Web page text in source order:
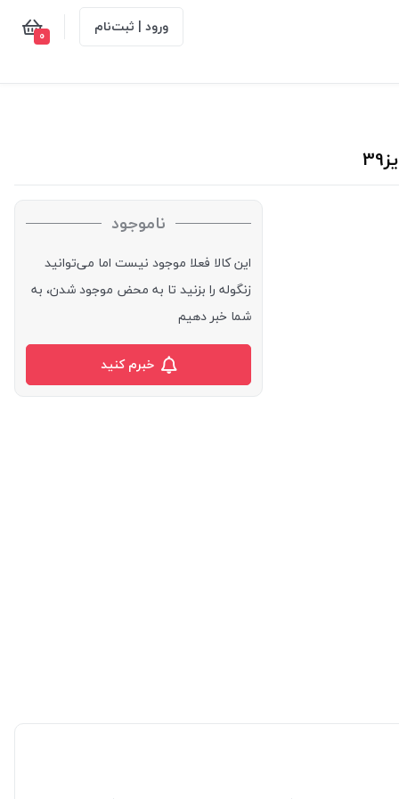
ورود | ثبت‌نام 0
ناموجود
این کالا فعلا موجود نیست اما می‌توانید
زنگوله را بزنید تا به محض موجود شدن، به
شما خبر دهیم
خبرم کنید